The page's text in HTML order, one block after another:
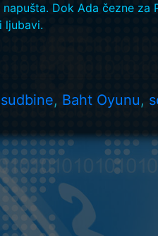
Dok Ada čezne
ljubavi.
, Baht Oyunu,